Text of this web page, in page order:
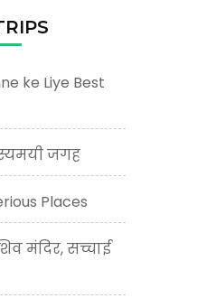
ke Liye Best
जगह
Places
मंदिर, सच्चाई